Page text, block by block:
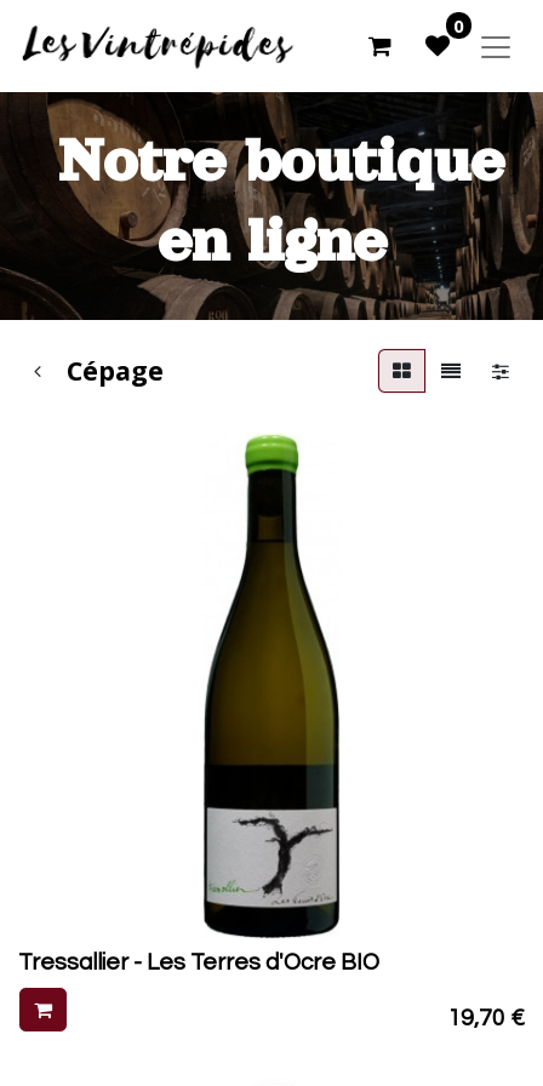
0
Notre boutique
en ligne
Cépage
Tressallier - Les Terres d'Ocre BIO
19,70 €